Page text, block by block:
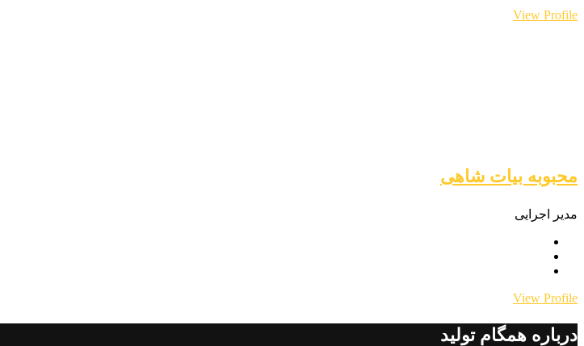
View Profile
محبوبه بیات شاهی
مدیر اجرایی
View Profile
درباره همگام تولید